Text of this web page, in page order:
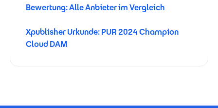
Bewertung: Alle Anbieter im Vergleich
Xpublisher Urkunde: PUR 2024 Champion
Cloud DAM